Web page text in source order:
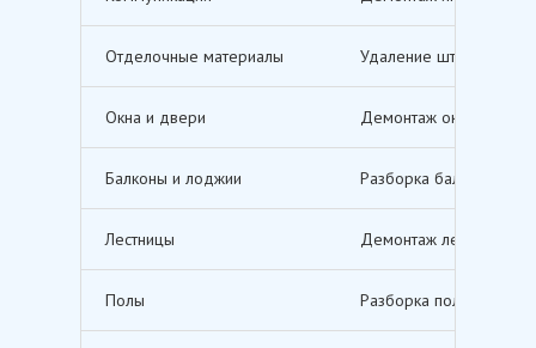
Отделочные материалы Удаление штукатурки,
Окна и двери Демонтаж оконных и
Балконы и лоджии Разборка балконов и
Лестницы Демонтаж лестничных
Полы Разборка полов,